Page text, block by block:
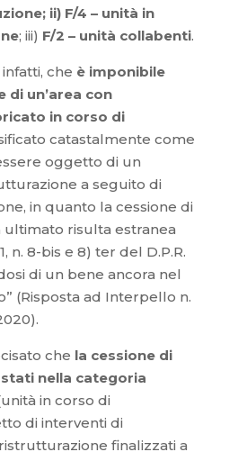
ii) F/4 – unità in
; iii) F/2 – unità collabenti.
che è imponibile
di un’area con
in corso di
catastalmente come
oggetto di un
a seguito di
in quanto la cessione di
risulta estranea
n. 8-bis e 8) ter del D.P.R.
di un bene ancora nel
(Risposta ad Interpello n.
che la cessione di
nella categoria
in corso di
di interventi di
finalizzati a